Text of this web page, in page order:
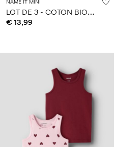
NAME IT MINI
L
OT DE 3 - COTON BIOLOGIQUE HIPSTER
€ 13,99